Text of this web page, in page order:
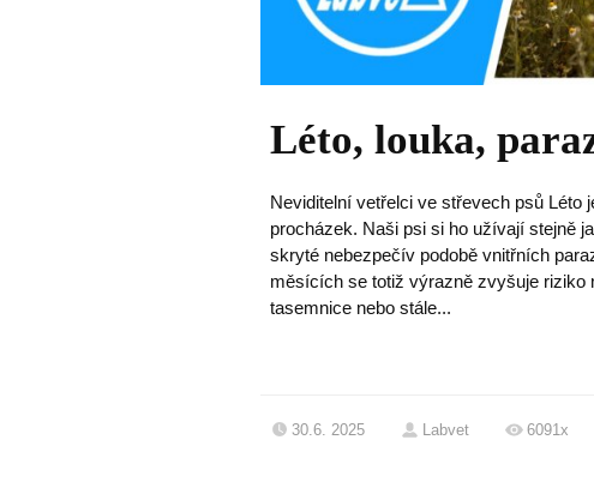
Léto, louka,
Neviditelní vetřelci ve střevech psů Léto
procházek. Naši psi si ho užívají stejně
skryté nebezpečív podobě vnitřních
měsících se totiž výrazně zvyšuje riziko
tasemnice nebo stále...
30.6. 2025 Labvet 6091x